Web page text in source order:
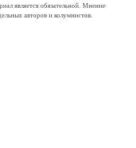
является обязательной. Мнение
авторов и колумнистов.